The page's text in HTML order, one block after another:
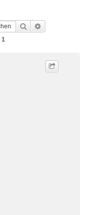
Suche
1